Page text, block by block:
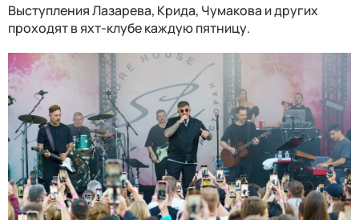
Выступления Лазарева, Крида, Чумакова и других
проходят в яхт-клубе каждую пятницу.